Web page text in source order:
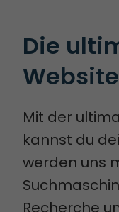
Die
Mit der
kannst du
werden uns
Recherche